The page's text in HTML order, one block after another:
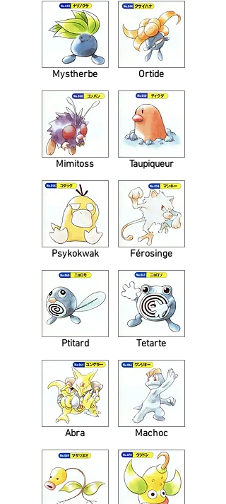
Mystherbe
Mimitoss
Psykokwak
Ptitard
Abra
Ortide
Taupiqueur
Férosinge
Tetarte
Machoc